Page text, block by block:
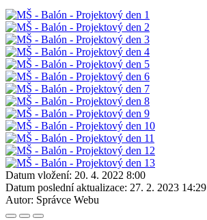
Datum vložení: 20. 4. 2022 8:00
Datum poslední aktualizace: 27. 2. 2023 14:29
Autor: Správce Webu